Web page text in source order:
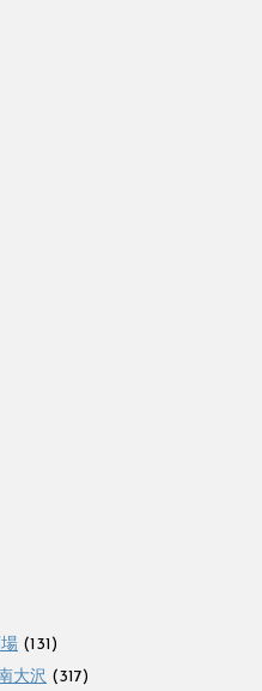
(131)
大沢 (317)